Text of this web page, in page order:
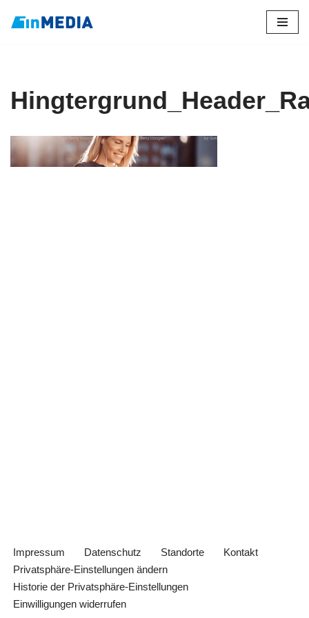
Impressum Datenschutz Standorte
Kontakt
Privatsphäre-Einstellungen ändern
Historie der Privatsphäre-Einstellungen
Einwilligungen widerrufen